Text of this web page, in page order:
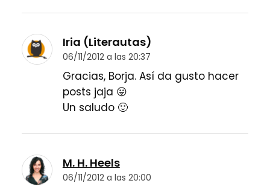
Iria (Literautas)
06/11/2012 a las 20:37
Gracias, Borja. Así da gusto hacer
posts jaja 😛
Un saludo 🙂
M. H. Heels
06/11/2012 a las 20:00